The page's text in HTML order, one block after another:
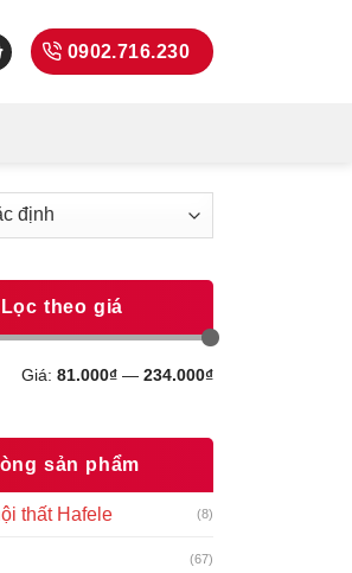
0902.716.230
Lọc theo giá
Giá: 81.000₫ — 234.000₫
sản phẩm
thất Hafele (8)
(67)